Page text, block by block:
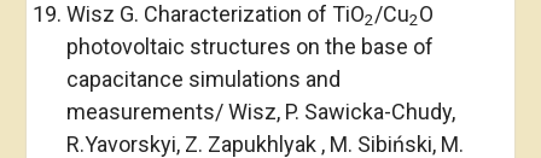
Wisz G. Characterization of TiO2/Cu2O
photovoltaic structures on the base of
capacitance simulations and
measurements/ Wisz, P. Sawicka-Chudy,
R.Yavorskyi, Z. Zapukhlyak , M. Sibiński, M.